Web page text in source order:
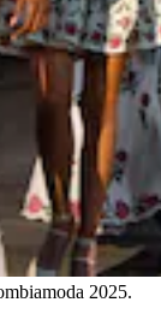
2025.